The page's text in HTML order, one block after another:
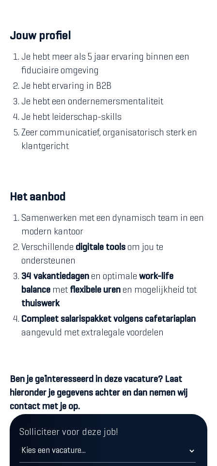
Jouw profiel
Je hebt meer als 5 jaar ervaring binnen een
fiduciaire omgeving
Je hebt ervaring in B2B
Je hebt een ondernemersmentaliteit
Je hebt leiderschap-skills
Zeer communicatief, organisatorisch sterk en
klantgericht
Het aanbod
Samenwerken met een dynamisch team in een
modern kantoor
Verschillende digitale tools om jou te
ondersteunen
34 vakantiedagen en optimale work-life
balance met flexibele uren en mogelijkheid tot
thuiswerk
Compleet salarispakket volgens cafetariaplan
aangevuld met extralegale voordelen
Ben je geïnteresseerd in deze vacature? Laat
hieronder je gegevens achter en dan nemen wij
contact met je op.
Solliciteer voor deze job!